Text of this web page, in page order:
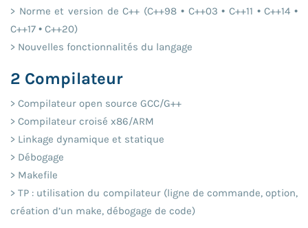
> Norme et version de C++ (C++98 • C++03 • C++11 • C++14 •
C++17 • C++20)
> Nouvelles fonctionnalités du langage
2 Compilateur
> Compilateur open source GCC/G++
> Compilateur croisé x86/ARM
> Linkage dynamique et statique
> Débogage
> Makefile
> TP : utilisation du compilateur (ligne de commande, option,
création d’un make, débogage de code)